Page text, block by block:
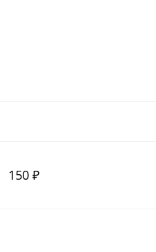
150 ₽